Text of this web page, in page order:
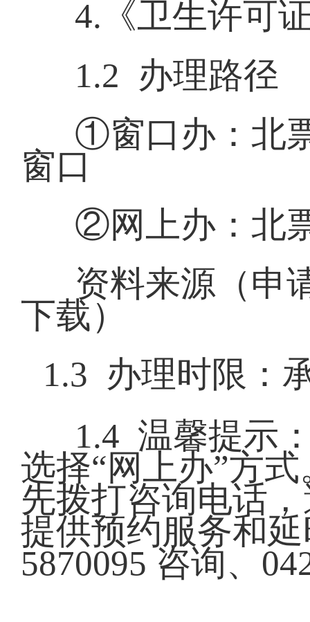
4.《卫生许可
1.2 办理路径
①窗口办：北
窗口
②网上办：北
资料来源（申
下载）
1.3 办理时限：
1.4 温馨提示
选择“网上办”方
先拨打咨询电话
提供预约服务和
5870095 咨询、